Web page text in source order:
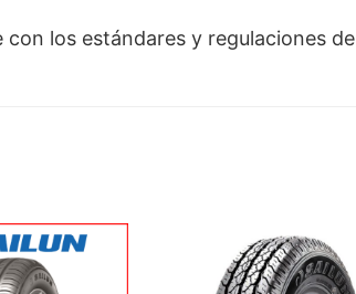
los estándares y regulaciones